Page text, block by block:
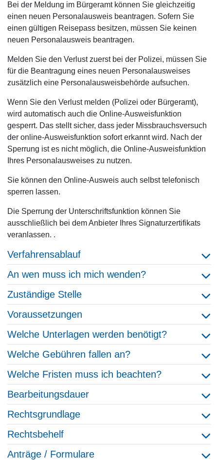
Bei der Meldung im Bürgeramt können Sie gleichzeitig
einen neuen Personalausweis beantragen. Sofern Sie
einen gültigen Reisepass besitzen, müssen Sie keinen
neuen Personalausweis beantragen.
Melden Sie den Verlust zuerst bei der Polizei, müssen Sie
für die Beantragung eines neuen Personalausweises
zusätzlich eine Personalausweisbehörde aufsuchen.
Wenn Sie den Verlust melden (Polizei oder Bürgeramt),
wird automatisch auch die Online-Ausweisfunktion
gesperrt. Das stellt sicher, dass jeder Missbrauchsversuch
der online-Ausweisfunktion sofort erkannt wird. Nach der
Sperrung ist es nicht möglich, die Online-Ausweisfunktion
Ihres Personalausweises zu nutzen.
Sie können den Online-Ausweis auch selbst telefonisch
sperren lassen.
Die Sperrung der Unterschriftsfunktion können Sie
ausschließlich bei dem Anbieter Ihres Signaturzertifikats
veranlassen. .
Verfahrensablauf
An wen muss ich mich wenden?
Zuständige Stelle
Voraussetzungen
Welche Unterlagen werden benötigt?
Welche Gebühren fallen an?
Welche Fristen muss ich beachten?
Bearbeitungsdauer
Rechtsgrundlage
Rechtsbehelf
Anträge / Formulare